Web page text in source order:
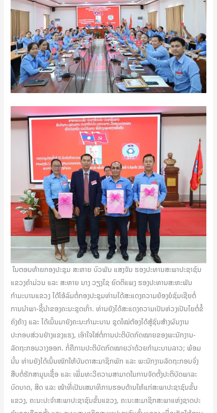
ໃນຕອນທ້າຍກອງປະຊຸມ ສະຫາຍ ບົວພັນ ແສງຈັນ ຮອງປະທານສະພາປະຊາຊົນ
ແຂວງຄໍາມ່ວນ ແລະ ສະຫາຍ ນາງ ວຽງໄຊ ຍົດຕິແພງ ຮອງປະທານສະຫະພັນ
ກຳມະບານແຂວງ ໄດ້ໂອ້ລົມຕໍ່ກອງປະຊຸມທ່ານໄດ້ສະແດງຄວາມຍ້ອງຍໍຊົມເຊີຍຕໍ່
ການນໍາພາ-ຊີ້ນໍາຂອງຄະນະຊຸດເກົ່າ. ທ່ານຍັງໄດ້ສະແດງຄວາມເປັນຫ່ວງເປັນໄຍຕໍ່ຂໍ້
ຄົງຄ້າງ ແລະ ໄດ້ເນັ້ນມາຍັງຄະນະກຳມະບານ ຊຸດໃໝ່ຕ້ອງໄດ້ສູ້ຊົນສ້າງຜົນງານ
ປະກອບສ່ວນຢ່າງແຂງແຮງ, ເອົາໃຈໃສ່ຕໍ່ການປະຕິບັດກົດໝາຍຂອງພະນັກງານ-
ລັດຖະກອນວາງອອກ. ກໍ່ຄືການປະຕິບັດກົດໝາຍວ່າດ້ວຍກຳມະບານລາວ; ພ້ອມ
ນັ້ນ ທ່ານຍັງໄດ້ເນັ້ນໜັກໃຫ້ບັນດາສະມາຊິກພັກ ແລະ ພະນັກງານລັດຖະກອນຈົ່ງ
ສືບຕໍ່ຮັກສາມູນເຊື້ອ ແລະ ເພີ່ມທະວີຄວາມສາມາດໃນການຈັດຕັ້ງປະຕິບັດພາລະ
ບົດບາດ, ສິດ ແລະ ໜ້າທີ່ເປັນເສນາທິການຮອບດ້ານໃຫ້ແກ່ສະພາປະຊາຊົນຂັ້ນ
ແຂວງ, ຄະນະປະຈໍາສະພາປະຊາຊົນຂັ້ນແຂວງ, ຄະນະສະມາຊິກສະພາແຫ່ງຊາດປະ